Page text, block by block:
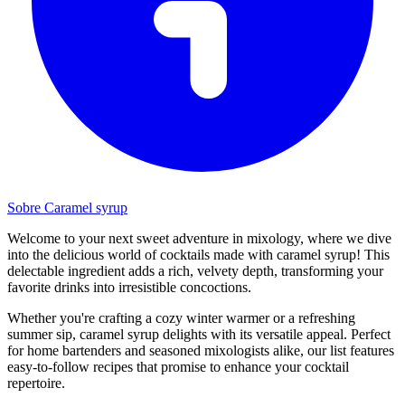
Sobre Caramel syrup
Welcome to your next sweet adventure in mixology, where we dive
into the delicious world of cocktails made with caramel syrup! This
delectable ingredient adds a rich, velvety depth, transforming your
favorite drinks into irresistible concoctions.
Whether you're crafting a cozy winter warmer or a refreshing
summer sip, caramel syrup delights with its versatile appeal. Perfect
for home bartenders and seasoned mixologists alike, our list features
easy-to-follow recipes that promise to enhance your cocktail
repertoire.